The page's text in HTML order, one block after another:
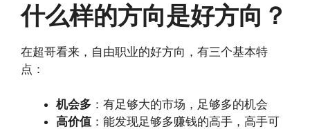
什么样的方向是好方向？
在超哥看来，自由职业的好方向，有三个基本特
点：
机会多 ：有足够大的市场，足够多的机会
高价值 ：能发现足够多赚钱的高手，高手可